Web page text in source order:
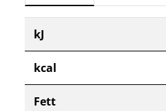
kJ
kcal
Fett